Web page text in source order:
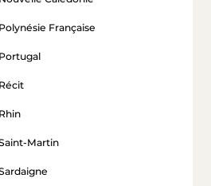
Polynésie Française
Portugal
Récit
Rhin
Martin